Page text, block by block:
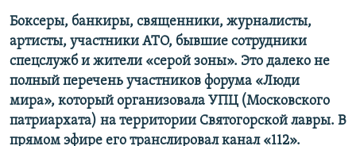
Боксеры, банкиры, священники, журналисты,
артисты, участники АТО, бывшие сотрудники
спецслужб и жители «серой зоны». Это далеко не
полный перечень участников форума «Люди
мира», который организовала УПЦ (Московского
патриархата) на территории Святогорской лавры. В
прямом эфире его транслировал канал «112».